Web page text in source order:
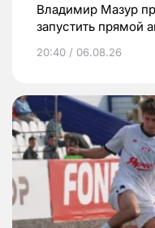
Владимир Мазур
запустить прямой
20:40 / 06.08.26